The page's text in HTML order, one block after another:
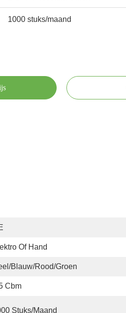
1000 stuks/maand
Of Hand
blauw/rood/groen
Cbm
Stuks/maand